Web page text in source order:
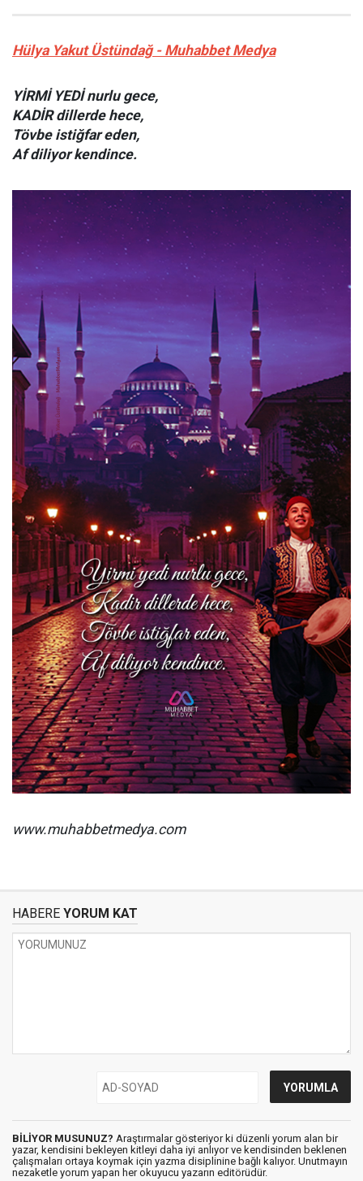
Hülya Yakut Üstündağ - Muhabbet Medya
YİRMİ YEDİ nurlu gece,
KADİR dillerde hece,
Tövbe istiğfar eden,
Af diliyor kendince.
www.muhabbetmedya.com
HABERE YORUM KAT
BİLİYOR MUSUNUZ? Araştırmalar gösteriyor ki düzenli yorum alan bir
yazar, kendisini bekleyen kitleyi daha iyi anlıyor ve kendisinden beklenen
çalışmaları ortaya koymak için yazma disiplinine bağlı kalıyor. Unutmayın
nezaketle yorum yapan her okuyucu yazarın editörüdür.